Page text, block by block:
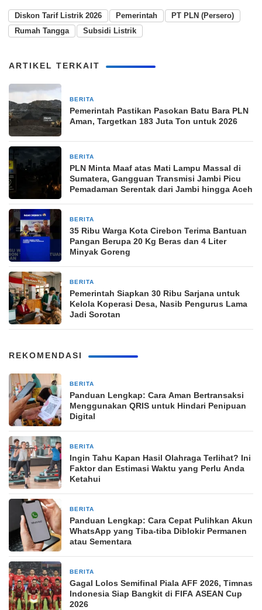
Diskon Tarif Listrik 2026 Pemerintah
PT PLN (Persero)
Rumah Tangga
Subsidi Listrik
ARTIKEL TERKAIT
BERITA
Pemerintah Pastikan Pasokan Batu Bara PLN
Aman, Targetkan 183 Juta Ton untuk 2026
BERITA
PLN Minta Maaf atas Mati Lampu Massal di
Sumatera, Gangguan Transmisi Jambi Picu
Pemadaman Serentak dari Jambi hingga Aceh
BERITA
35 Ribu Warga Kota Cirebon Terima Bantuan
Pangan Berupa 20 Kg Beras dan 4 Liter
Minyak Goreng
BERITA
Pemerintah Siapkan 30 Ribu Sarjana untuk
Kelola Koperasi Desa, Nasib Pengurus Lama
Jadi Sorotan
REKOMENDASI
BERITA
Panduan Lengkap: Cara Aman Bertransaksi
Menggunakan QRIS untuk Hindari Penipuan
Digital
BERITA
Ingin Tahu Kapan Hasil Olahraga Terlihat? Ini
Faktor dan Estimasi Waktu yang Perlu Anda
Ketahui
BERITA
Panduan Lengkap: Cara Cepat Pulihkan Akun
WhatsApp yang Tiba-tiba Diblokir Permanen
atau Sementara
BERITA
Gagal Lolos Semifinal Piala AFF 2026, Timnas
Indonesia Siap Bangkit di FIFA ASEAN Cup
2026